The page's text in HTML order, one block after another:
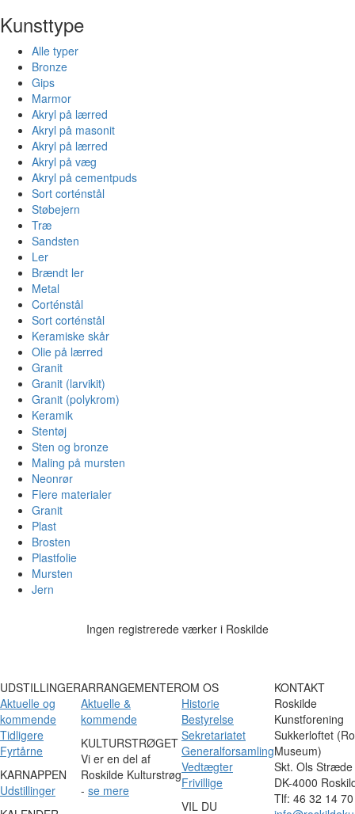
Kunsttype
Alle typer
Bronze
Gips
Marmor
Akryl på lærred
Akryl på masonit
Akryl på lærred
Akryl på væg
Akryl på cementpuds
Sort corténstål
Støbejern
Træ
Sandsten
Ler
Brændt ler
Metal
Corténstål
Sort corténstål
Keramiske skår
Olie på lærred
Granit
Granit (larvikit)
Granit (polykrom)
Keramik
Stentøj
Sten og bronze
Maling på mursten
Neonrør
Flere materialer
Granit
Plast
Brosten
Plastfolie
Mursten
Jern
Ingen registrerede værker i Roskilde
UDSTILLINGER
Aktuelle og
kommende
Tidligere
Fyrtårne
KARNAPPEN
Udstillinger
ARRANGEMENTER
Aktuelle &
kommende
KULTURSTRØGET
Vi er en del af
Roskilde Kulturstrøg
- se mere
OM OS
Historie
Bestyrelse
Sekretariatet
Generalforsamling
Vedtægter
Frivillige
VIL DU
KONTAKT
Roskilde
Kunstforening
Sukkerloftet
Museum)
Skt. Ols
DK-4000
Tlf: 46 32 14 70